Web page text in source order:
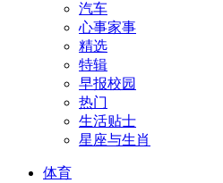
汽车
心事家事
精选
特辑
早报校园
热门
生活贴士
星座与生肖
体育